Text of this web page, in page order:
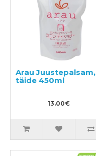
Arau Juustepalsam,
täide 450ml
13.00€